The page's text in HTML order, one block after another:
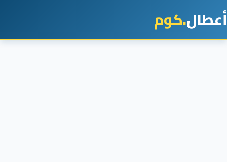
أعطال.كوم